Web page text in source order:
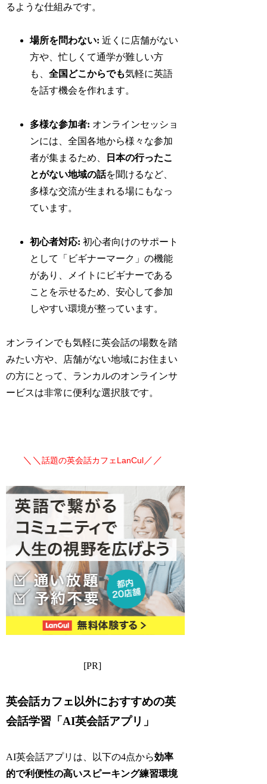
るような仕組みです。
場所を問わない: 近くに店舗がない
方や、忙しくて通学が難しい方
も、全国どこからでも気軽に英語
を話す機会を作れます。
多様な参加者: オンラインセッショ
ンには、全国各地から様々な参加
者が集まるため、
日本の行ったこ
とがない地域の話を聞けるなど、
多様な交流が生まれる場にもなっ
ています。
初心者対応: 初心者向けのサポート
として「ビギナーマーク」の機能
があり、メイトにビギナーである
ことを示せるため、安心して参加
しやすい環境が整っています。
オンラインでも気軽に英会話の場数を踏
みたい方や、店舗がない地域にお住まい
の方にとって、ランカルのオンラインサ
ービスは非常に便利な選択肢です。
＼＼話題の英会話カフェLanCul／／
[PR]
英会話カフェ以外におすすめの英
会話学習「AI英会話アプリ」
AI英会話アプリは、以下の4点から効率
的で利便性の高いスピーキング練習環境